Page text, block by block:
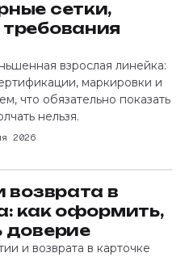
сетки,
взрослая линейка:
маркировки и
что обязательно показать
нельзя.
2026
возврата в
как оформить,
доверие
и возврата в карточке